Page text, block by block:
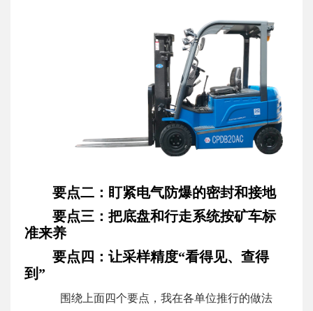
要点二：盯紧电气防爆的密封和接地
要点三：把底盘和行走系统按矿车标
准来养
要点四：让采样精度“看得见、查得
到”
围绕上面四个要点，我在各单位推行的做法